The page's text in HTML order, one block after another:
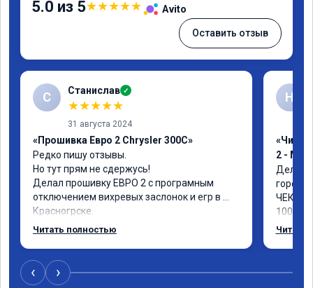
5.0 из 5★★★★★ Avito
Оставить отзыв
С Станислав ✓
★★★★★
31 августа 2024
«Прошивка Евро 2 Chrysler 300C»
Редко пишу отзывы.
Но тут прям не сдержусь!
Делал прошивку ЕВРО 2 с програмным
отключением вихревых заслонок и егр в
Красногрске.
Все прошло отлично,расход топлива
удаления вихревых заслонок в аварийном
режиме,но и до удаления их расход
Читать полностью
Н
«Чип
2 -
Делал
горел
ЧЕК не
Читать
‹ ›